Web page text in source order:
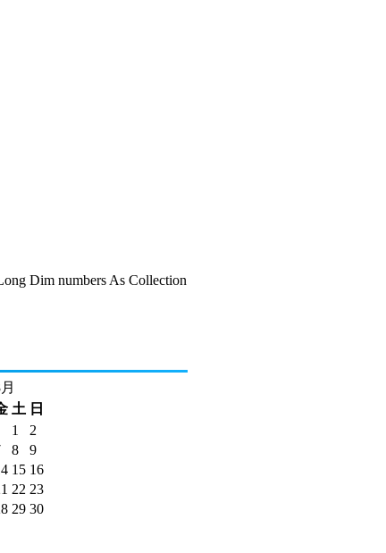
Dim numbers As Collection
土 日
1
2
8
9
15 16
22 23
29 30